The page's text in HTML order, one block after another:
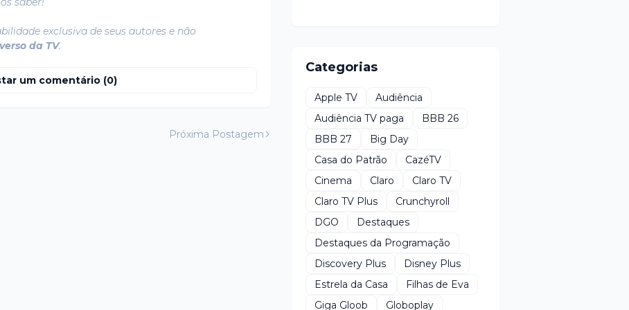
exclusiva de seus autores e não
da TV.
um comentário (0)
Próxima Postagem
Categorias
Apple TV
Audiência
Audiência TV paga
BBB 26
BBB 27
Big Day
Casa do Patrão
CazéTV
Cinema
Claro
Claro TV
Claro TV Plus
Crunchyroll
DGO
Destaques
Destaques da Programação
Discovery Plus
Disney Plus
Estrela da Casa
Filhas de Eva
Giga Gloob
Globoplay